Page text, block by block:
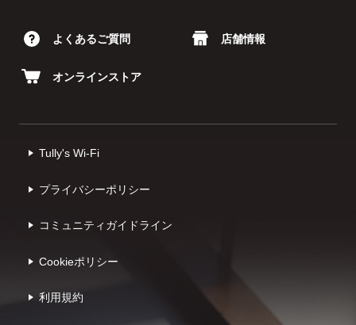
よくあるご質問 店舗情報
オンラインストア
Tully's Wi-Fi
プライバシーポリシー
コミュニティガイドライン
Cookieポリシー
利⽤規約